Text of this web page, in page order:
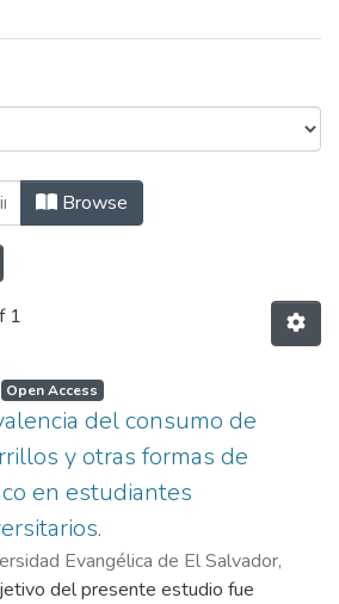
Crea Cienca Vol.9
Browse
1
Open Access
del consumo de
y otras formas de
en estudiantes
Evangélica de El Salvador,
06) Bautista Pérez, Fabio
del presente estudio fue